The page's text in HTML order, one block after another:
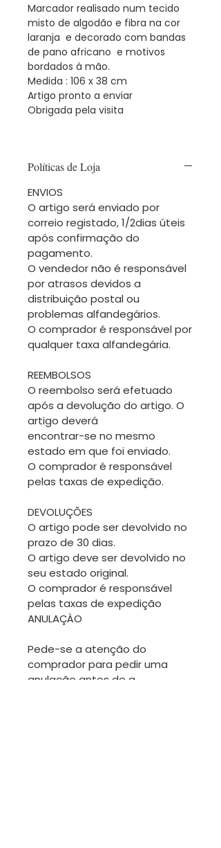
Marcador realisado num tecido
misto de algodão e fibra na cor
laranja e decorado com bandas
de pano africano e motivos
bordados à mão.
Medida : 106 x 38 cm
Artigo pronto a enviar
Obrigada pela visita
Políticas de Loja
ENVIOS
O artigo será enviado por
correio registado, 1/2dias úteis
após confirmação do
pagamento.
O vendedor não é responsável
por atrasos devidos a
distribuição postal ou
problemas alfandegários.
O comprador é responsável por
qualquer taxa alfandegária.
REEMBOLSOS
O reembolso será efetuado
após a devolução do artigo. O
artigo deverá
encontrar-se no mesmo
estado em que foi enviado.
O comprador é responsável
pelas taxas de expedição.
DEVOLUÇÕES
O artigo pode ser devolvido no
prazo de 30 dias.
O artigo deve ser devolvido no
seu estado original.
O comprador é responsável
pelas taxas de expedição
ANULAÇÀO
Pede-se a atenção do
comprador para pedir uma
anulação antes de a